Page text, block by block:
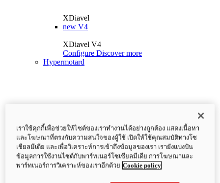
XDiavel
new V4
XDiavel V4
Configure Discover more
Hypermotard
เราใช้คุกกี้เพื่อช่วยให้ไซต์ของเราทำงานได้อย่างถูกต้อง แสดงเนื้อหา
และโฆษณาที่ตรงกับความสนใจของผู้ใช้ เปิดให้ใช้คุณสมบัติทางโซ
เชียลมีเดีย และเพื่อวิเคราะห์การเข้าถึงข้อมูลของเรา เรายังแบ่งปัน
ข้อมูลการใช้งานไซต์กับพาร์ทเนอร์โซเชียลมีเดีย การโฆษณาและ
พาร์ทเนอร์การวิเคราะห์ของเราอีกด้วย Cookie policy